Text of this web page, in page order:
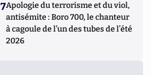
7Apologie du terrorisme et du viol,
antisémite : Boro 700, le chanteur
à cagoule de l’un des tubes de l’été
2026